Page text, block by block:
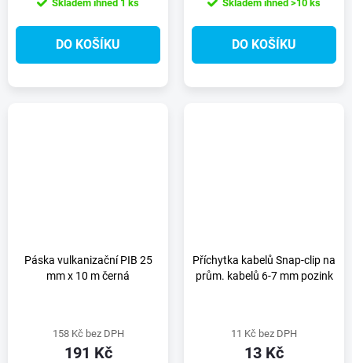
Skladem ihned 1 ks
DO KOŠÍKU
Skladem ihned >10 ks
DO KOŠÍKU
Páska vulkanizační PIB 25
mm x 10 m černá
158 Kč bez DPH
191 Kč
Příchytka kabelů Snap-clip na
prům. kabelů 6-7 mm pozink
11 Kč bez DPH
13 Kč